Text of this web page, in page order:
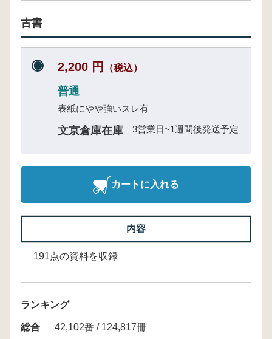
古書
2,200 円 （税込）
普通
表紙にやや強いスレ有
文京倉庫在庫 3営業日~1週間後発送予定
カートに入れる
内容
191点の資料を収録
ランキング
総合
42,102番 / 124,817冊